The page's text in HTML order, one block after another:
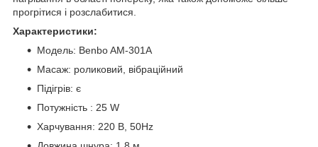
прогрітися і розслабитися.
Характеристики:
Модель: Benbo AM-301A
Масаж: роликовий, вібраційний
Підігрів: є
Потужність : 25 W
Харчування: 220 В, 50Hz